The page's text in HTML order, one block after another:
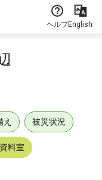
ヘルプEnglish
え 被災状況
料室